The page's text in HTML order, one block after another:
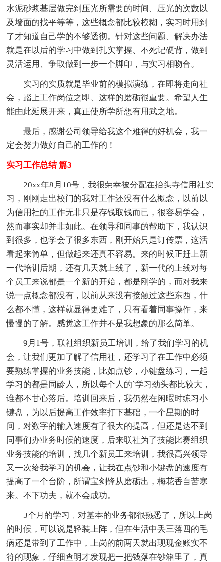
水泥砂浆基层做完到压光所需要的时间、压光的次数以
及墙面的找平等等，这些概念都比较模糊，实习时用到
了才知道自己学的不够透彻。针对这些问题、解决办法
就是在以后的学习中做到扎实掌握、不死记硬背，做到
灵活运用、争取做到一步一个脚印，与实习相吻合。
实习的实质就是毕业前的模拟演练，在即将走向社
会，踏上工作岗位之即、这样的磨砺很重要。希望人生
能由此延展开来，真正使所学所想有用武之地。
最后，感谢公司领导给我这个难得的好机会，我一
定会努力做好自己的工作的！
实习工作总结 篇3
20xx年8月10号，我很荣幸被分配在抬头寺信用社实
习，刚刚走出校门的我对工作还没有什么概念，以前以
为信用社的工作无非只是存钱取钱而已，很容易学会，
然而事实却并非如此。在领导和同事的帮助下，我认识
到很多，也学会了很多东西，刚开始只是订传票，这活
看起来简单，但做起来还真不容易。来的时候正赶上新
一代培训后期，还有几天就上线了，新一代的上线对每
个员工来说都是一个新的开始，都是刚学的，而对我来
说一点概念都没有，以前从来没有接触过这些东西，什
么都不懂，这样就显得更难了，只有看着同事操作，来
慢慢的了解。感觉这工作并不是我想象的那么简单。
9月1号，联社组织新员工培训，给了我们学习的机
会，让我们更加了解了信用社，还学习了在工作中必须
要熟练掌握的业务技能，比如点钞，小键盘练习，一起
学习的都是同龄人，所以每个人的`学习劲头都比较大，
谁都不甘心落后。培训回来后，我仍然在闲暇时练习小
键盘，为以后提高工作效率打下基础，一个星期的时
间，对数字的输入速度有了很大的提高，但还是达不到
同事们办业务时候的速度，后来联社为了技能比赛组织
业务技能的培训，找几个新员工来培训，我很高兴领导
又一次给我学习的机会，让我在点钞和小键盘的速度有
提高了一个台阶，所谓宝剑锋从磨砺出，梅花香自苦寒
来。不下功夫，就不会成功。
3个月的学习，对基本的业务都很熟悉了，所以上岗
的时候，可以说是轻装上阵，但在生活中丢三落四的毛
病还是带到了工作中，上岗的前两天就出现现金账实不
符的现象，仔细查明才发现把一把钱落在钞箱里了，真